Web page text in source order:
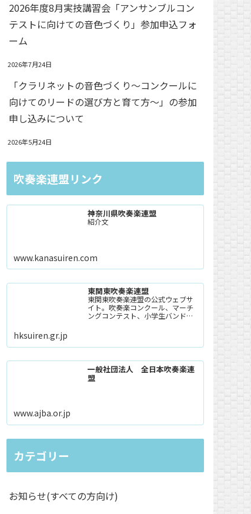
2026年度8月実技講習会「アンサンブルコン
テストに向けての音色づくり」参加申込フォ
ーム
2026年7月24日
「クラリネットの音色づくり〜コンクールに
向けてのリードの選び方と育て方〜」の参加
申し込みについて
2026年5月24日
吹奏楽連盟リンク
神奈川県吹奏楽連盟
紹介文
www.kanasuiren.com
東関東吹奏楽連盟
東関東吹奏楽連盟の公式ウェブサ
イト。吹奏楽コンクール、マーチ
ングコンテスト、小学生バンドフ
掲載。
hksuiren.gr.jp
一般社団法人 全日本吹奏楽連
盟
www.ajba.or.jp
カテゴリー
お知らせ(すべての方向け)